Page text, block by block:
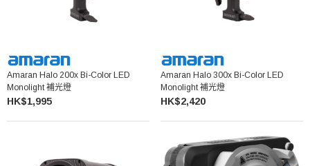
Amaran Halo 200x Bi-Color LED
Monolight 補光燈
HK$1,995
Amaran Halo 300x Bi-Color LED
Monolight 補光燈
HK$2,420